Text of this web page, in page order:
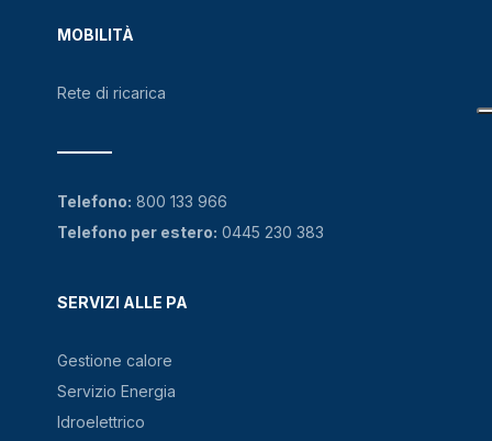
MOBILITÀ
Rete di ricarica
SERVIZI ALLE PA
Gestione calore
Servizio Energia
Idroelettrico
Telefono: 800 133 966
Telefono per estero: 0445 230 383